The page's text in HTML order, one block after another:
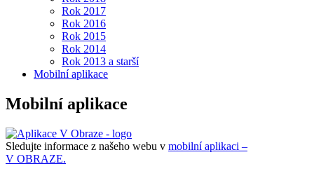
Rok 2017
Rok 2016
Rok 2015
Rok 2014
Rok 2013 a starší
Mobilní aplikace
Mobilní aplikace
Sledujte informace z našeho webu v mobilní aplikaci –
V OBRAZE.